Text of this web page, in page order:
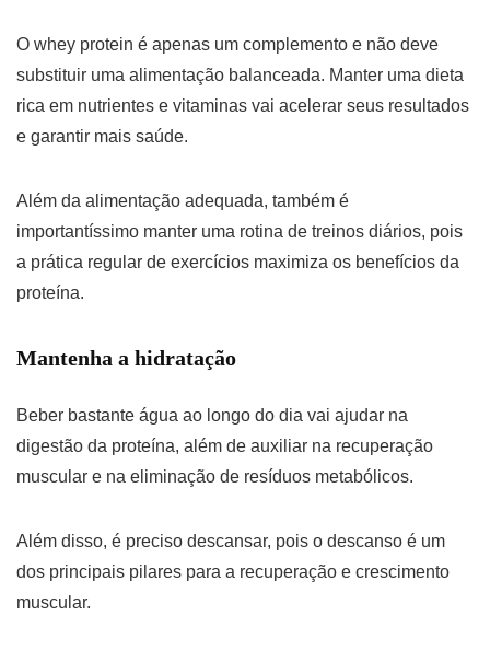
O whey protein é apenas um complemento e não deve
substituir uma alimentação balanceada. Manter uma dieta
rica em nutrientes e vitaminas vai acelerar seus resultados
e garantir mais saúde.
Além da alimentação adequada, também é
importantíssimo manter uma rotina de treinos diários, pois
a prática regular de exercícios maximiza os benefícios da
proteína.
Mantenha a hidratação
Beber bastante água ao longo do dia vai ajudar na
digestão da proteína, além de auxiliar na recuperação
muscular e na eliminação de resíduos metabólicos.
Além disso, é preciso descansar, pois o descanso é um
dos principais pilares para a recuperação e crescimento
muscular.